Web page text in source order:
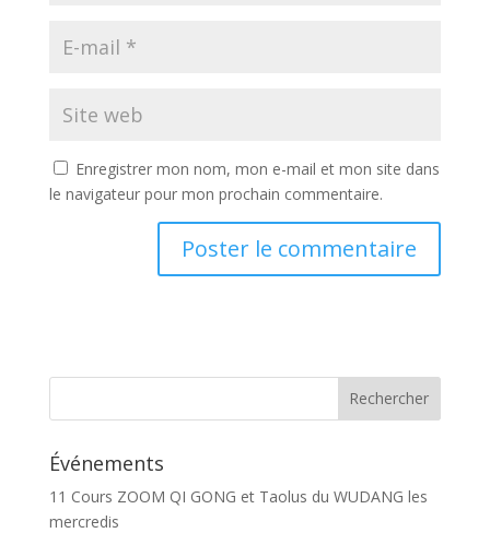
Enregistrer mon nom, mon e-mail et mon site dans
le navigateur pour mon prochain commentaire.
Événements
11 Cours ZOOM QI GONG et Taolus du WUDANG les
mercredis